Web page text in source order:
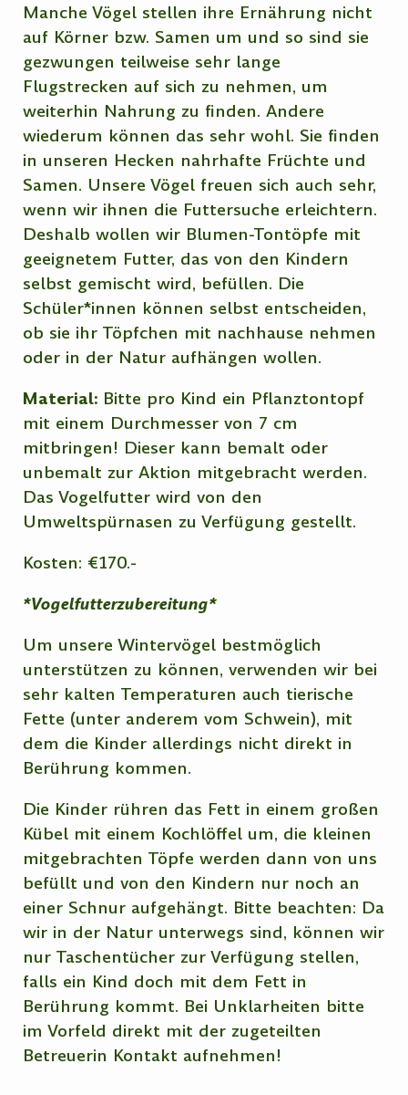
Manche Vögel stellen ihre Ernährung nicht
auf Körner bzw. Samen um und so sind sie
gezwungen teilweise sehr lange
Flugstrecken auf sich zu nehmen, um
weiterhin Nahrung zu finden. Andere
wiederum können das sehr wohl. Sie finden
in unseren Hecken nahrhafte Früchte und
Samen. Unsere Vögel freuen sich auch sehr,
wenn wir ihnen die Futtersuche erleichtern.
Deshalb wollen wir Blumen-Tontöpfe mit
geeignetem Futter, das von den Kindern
selbst gemischt wird, befüllen. Die
Schüler*innen können selbst entscheiden,
ob sie ihr Töpfchen mit nachhause nehmen
oder in der Natur aufhängen wollen.
Material: Bitte pro Kind ein Pflanztontopf
mit einem Durchmesser von 7 cm
mitbringen! Dieser kann bemalt oder
unbemalt zur Aktion mitgebracht werden.
Das Vogelfutter wird von den
Umweltspürnasen zu Verfügung gestellt.
Kosten: €170.-
*Vogelfutterzubereitung*
Um unsere Wintervögel bestmöglich
unterstützen zu können, verwenden wir bei
sehr kalten Temperaturen auch tierische
Fette (unter anderem vom Schwein), mit
dem die Kinder allerdings nicht direkt in
Berührung kommen.
Die Kinder rühren das Fett in einem großen
Kübel mit einem Kochlöffel um, die kleinen
mitgebrachten Töpfe werden dann von uns
befüllt und von den Kindern nur noch an
einer Schnur aufgehängt. Bitte beachten: Da
wir in der Natur unterwegs sind, können wir
nur Taschentücher zur Verfügung stellen,
falls ein Kind doch mit dem Fett in
Berührung kommt. Bei Unklarheiten bitte
im Vorfeld direkt mit der zugeteilten
Betreuerin Kontakt aufnehmen!